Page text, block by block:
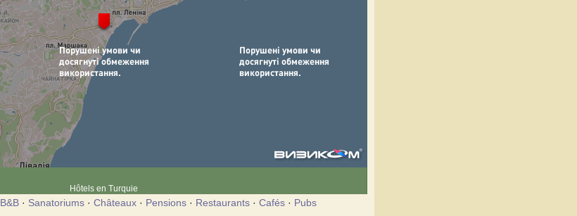
Hôtels en Turquie
B&B · Sanatoriums · Châteaux · Pensions · Restaurants · Cafés · Pubs